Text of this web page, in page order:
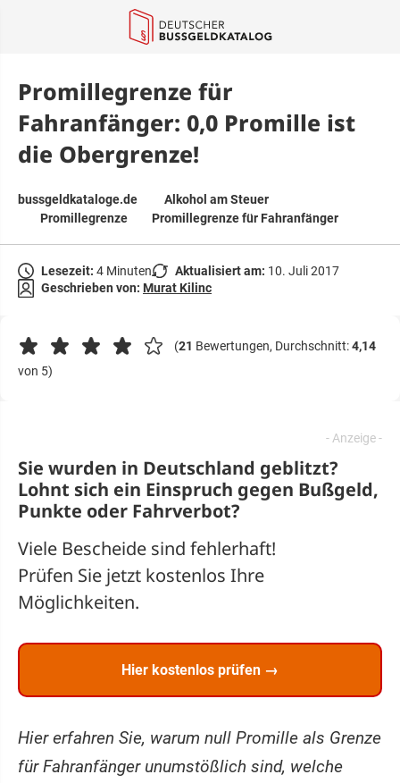
Promillegrenze für
Fahranfänger: 0,0 Promille ist
die Obergrenze!
bussgeldkataloge.de
Alkohol am Steuer
Promillegrenze
Promillegrenze für Fahranfänger
Lesezeit: 4 Minuten Aktualisiert am: 10. Juli 2017
Geschrieben von: Murat Kilinc
(21 Bewertungen, Durchschnitt:4,14
von 5)
Sie wurden in Deutschland geblitzt?
Lohnt sich ein Einspruch gegen Bußgeld,
Punkte oder Fahrverbot?
Viele Bescheide sind fehlerhaft!
Prüfen Sie jetzt kostenlos Ihre
Möglichkeiten.
Hier kostenlos prüfen →
Hier erfahren Sie, warum null Promille als Grenze
für Fahranfänger unumstößlich sind, welche